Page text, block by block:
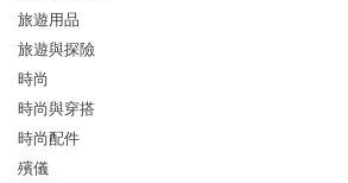
旅遊用品
旅遊與探險
時尚
時尚與穿搭
時尚配件
殯儀